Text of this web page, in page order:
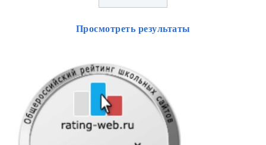
Просмотреть результаты